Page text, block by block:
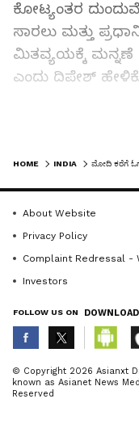
ಕೋಟ್ಯಂತರ
ಸಾರಲು ಮತ್ತು
ಮಿತವ್ಯಯಕ್ಕೆ ಮನ್ನಣೆ
ಎಂದು ದಿಪೇಶ್
23ರಂದು ಸವಣೂರು
ವಾರ್ಷಿಕೊತ್ಸವ 50ರ
ವಿವಾಹ ನಿಮಿತ್ತ 3500
ABOUT THE
K
HOME INDIA
About Website
Privacy Policy
Complaint Redressal -
Investors
FOLLOW US ON
© Copyright 2026 Asianxt
known as Asianet News
Reserved